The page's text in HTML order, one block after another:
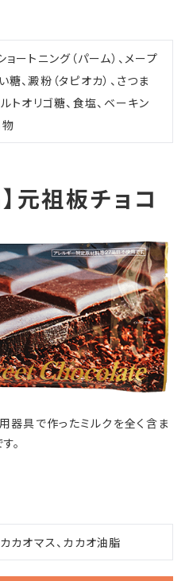
ートニング（パーム）、メープ
、澱粉（タピオカ）、さつま
トオリゴ糖、食塩、ベーキン
器具で作ったミルクを全く含ま
。
カオマス、カカオ油脂